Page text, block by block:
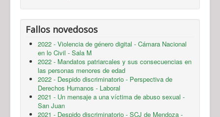
Fallos novedosos
2022 - Violencia de género digital - Cámara Nacional
en lo Civil - Sala M
2022 - Mandatos patriarcales y sus consecuencias en
las personas menores de edad
2022 - Despido discriminatorio - Perspectiva de
Derechos Humanos - Laboral
2021 - Un mensaje a una víctima de abuso sexual -
San Juan
2021 - Despido discriminatorio - SCJ de Mendoza -